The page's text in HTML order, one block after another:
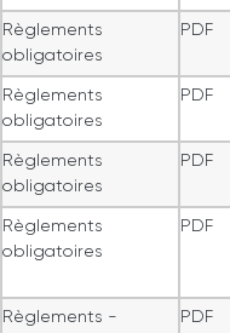
Règlements
obligatoires
PDF
Règlements
obligatoires
PDF
Règlements
obligatoires
PDF
Règlements
obligatoires
PDF
Règlements -
PDF